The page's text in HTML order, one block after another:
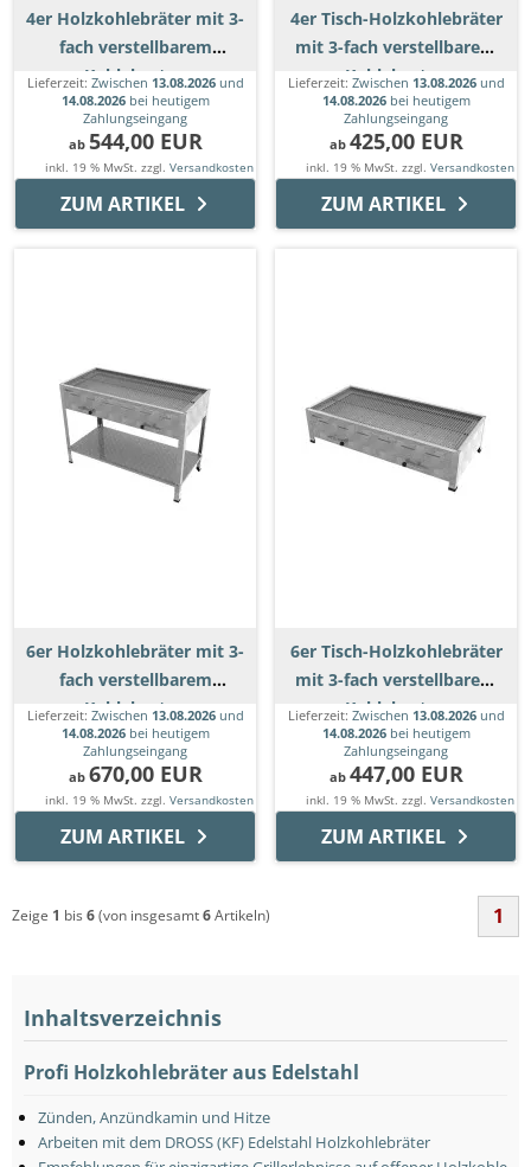
4er Holzkohlebräter mit 3-
fach verstellbarem
Kohlekasten
Lieferzeit: Zwischen 13.08.2026und
14.08.2026bei heutigem
Zahlungseingang
ab 544,00 EUR
inkl. 19 % MwSt. zzgl. Versandkosten
ZUM ARTIKEL
4er Tisch-Holzkohlebräter
mit 3-fach verstellbarem
Kohlekasten
Lieferzeit: Zwischen 13.08.2026und
14.08.2026bei heutigem
Zahlungseingang
ab 425,00 EUR
inkl. 19 % MwSt. zzgl. Versandkosten
ZUM ARTIKEL
6er Holzkohlebräter mit 3-
fach verstellbarem
Kohlekasten
Lieferzeit: Zwischen 13.08.2026und
14.08.2026bei heutigem
Zahlungseingang
ab 670,00 EUR
inkl. 19 % MwSt. zzgl. Versandkosten
ZUM ARTIKEL
6er Tisch-Holzkohlebräter
mit 3-fach verstellbarem
Kohlekasten
Lieferzeit: Zwischen 13.08.2026und
14.08.2026bei heutigem
Zahlungseingang
ab 447,00 EUR
inkl. 19 % MwSt. zzgl. Versandkosten
ZUM ARTIKEL
Zeige 1 bis 6(von insgesamt6Artikeln) 1
Inhaltsverzeichnis
Profi Holzkohlebräter aus Edelstahl
Zünden, Anzündkamin und Hitze
Arbeiten mit dem DROSS (KF) Edelstahl Holzkohlebräter